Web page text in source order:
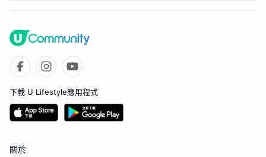
下載 U Lifestyle應用程式
關於